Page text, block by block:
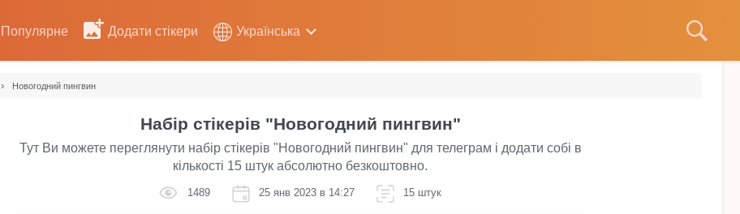
Популярне Додати стікери Українська
› Новогодний пингвин
Набір стікерів "Новогодний пингвин"
Тут Ви можете переглянути набір стікерів "Новогодний пингвин" для телеграм і додати собі в
кількості 15 штук абсолютно безкоштовно.
1489 25 янв 2023 в 14:27 15 штук